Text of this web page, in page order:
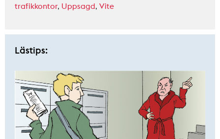
trafikkontor, Uppsagd, Vite
Lästips: